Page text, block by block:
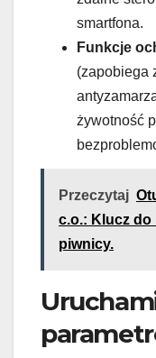
smartfona.
Funkcje
(zapobiega
żywotność
Przeczytaj
c.o.: Klucz do
piwnicy.